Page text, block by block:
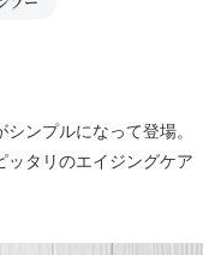
ンプルになって登場。
ッタリのエイジングケア